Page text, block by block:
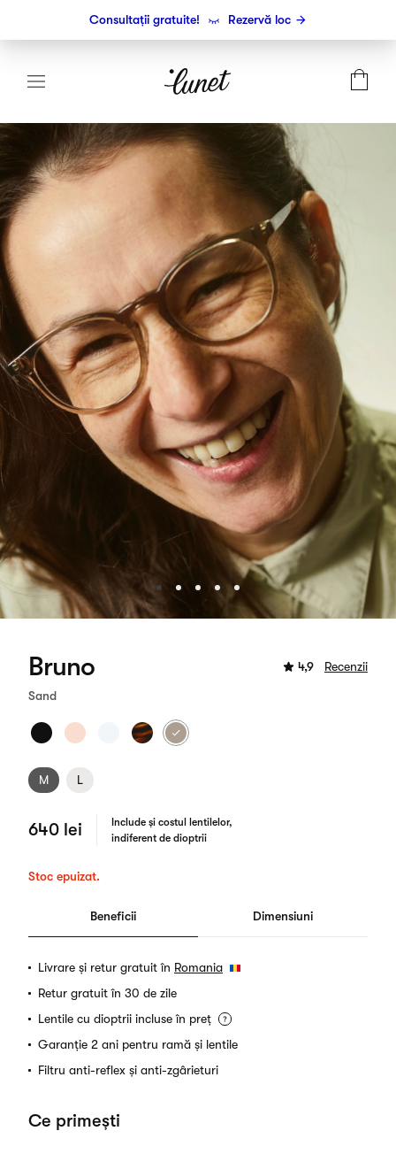
Consultații gratuite! Rezervă loc
Bruno 4,9 Recenzii
Sand
M L
640 lei
Include și costul lentilelor,
indiferent de dioptrii
Stoc epuizat.
Beneficii Dimensiuni
Livrare și retur gratuit în Romania
Retur gratuit în 30 de zile
Lentile cu dioptrii incluse în preț
Garanție 2 ani pentru ramă și lentile
Filtru anti-reflex și anti-zgârieturi
Ce primești